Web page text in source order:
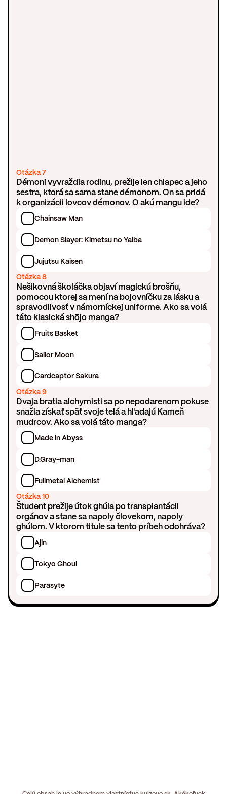
Otázka 7
Démoni vyvraždia rodinu, prežije len chlapec a jeho
sestra, ktorá sa sama stane démonom. On sa pridá
k organizácii lovcov démonov. O akú mangu ide?
Chainsaw Man
Demon Slayer: Kimetsu no Yaiba
Jujutsu Kaisen
Otázka 8
Nešikovná školáčka objaví magickú brošňu,
pomocou ktorej sa mení na bojovníčku za lásku a
spravodlivosť v námorníckej uniforme. Ako sa volá
táto klasická shōjo manga?
Fruits Basket
Sailor Moon
Cardcaptor Sakura
Otázka 9
Dvaja bratia alchymisti sa po nepodarenom pokuse
snažia získať späť svoje telá a hľadajú Kameň
mudrcov. Ako sa volá táto manga?
Made in Abyss
D.Gray-man
Fullmetal Alchemist
Otázka 10
Študent prežije útok ghúla po transplantácii
orgánov a stane sa napoly človekom, napoly
ghúlom. V ktorom titule sa tento príbeh odohráva?
Ajin
Tokyo Ghoul
Parasyte